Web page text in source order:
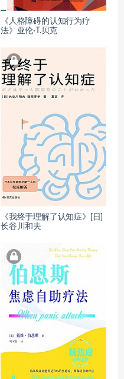
《人格障碍的认知行为疗
法》亚伦·T.贝克
《我终于理解了认知症》[日]
长谷川和夫